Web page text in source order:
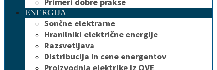
ENERGIJA
Sončne elektrarne
Hranilniki električne energije
Razsvetljava
Distribucija in cene energentov
Proizvodnja elektrike iz OVE